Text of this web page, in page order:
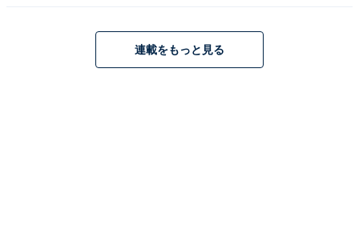
炉裏を囲み、最高級の「飛騨牛」をはじめとした山里の
味覚や、かまどで炊き上げたご飯などを心ゆくまで堪能
連載をもっと見る